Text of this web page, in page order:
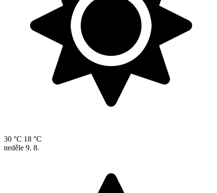
30 °C 18 °C
neděle 9. 8.